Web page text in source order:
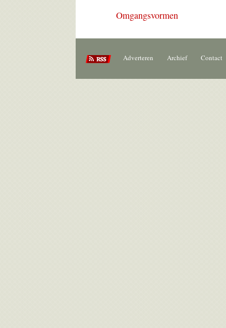
Omgangsvormen
Adverteren Archief Contact